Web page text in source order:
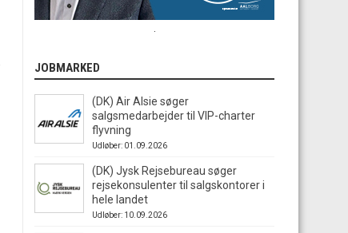
JOBMARKED
(DK) Air Alsie søger
salgsmedarbejder til VIP-charter
flyvning
Udløber: 01.09.2026
(DK) Jysk Rejsebureau søger
rejsekonsulenter til salgskontorer i
hele landet
Udløber: 10.09.2026